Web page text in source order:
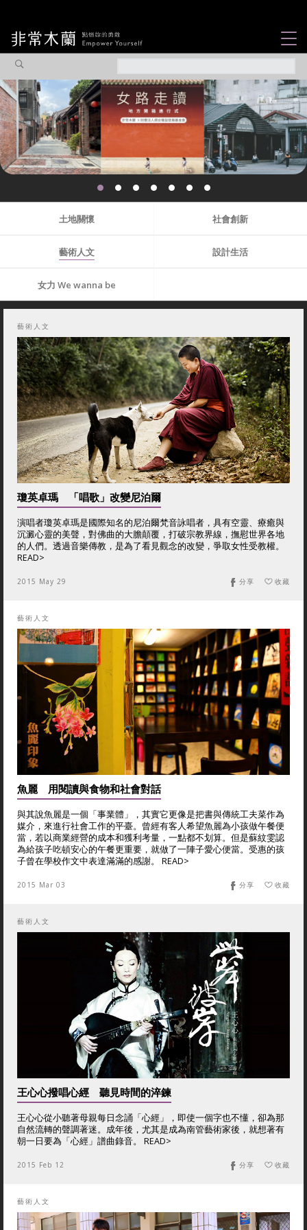
觀點專欄
焦點企劃
認識我們
木蘭選片
土地關懷 社會創新
藝術人文 設計生活
女力 We wanna be
藝術人文
瓊英卓瑪 「唱歌」改變尼泊爾
演唱者瓊英卓瑪是國際知名的尼泊爾梵音詠唱者，具有空靈、療癒與
沉澱心靈的美聲，對佛曲的大膽顛覆，打破宗教界線，撫慰世界各地
的人們。透過音樂傳教，是為了看見觀念的改變，爭取女性受教權。
READ>
2015 May 29 收藏
分享
藝術人文
魚麗 用閱讀與食物和社會對話
與其說魚麗是一個「事業體」，其實它更像是把書與傳統工夫菜作為
媒介，來進行社會工作的平臺。曾經有客人希望魚麗為小孩做午餐便
當，若以商業經營的成本和獲利考量，一點都不划算。但是蘇紋雯認
為給孩子吃頓安心的午餐更重要，就做了一陣子愛心便當。受惠的孩
子曾在學校作文中表達滿滿的感謝。 READ>
2015 Mar 03 收藏
分享
藝術人文
王心心撥唱心經 聽見時間的淬鍊
王心心從小聽著母親每日念誦「心經」，即使一個字也不懂，卻為那
自然流轉的聲調著迷。成年後，尤其是成為南管藝術家後，就想著有
朝一日要為「心經」譜曲錄音。 READ>
2015 Feb 12 收藏
分享
藝術人文